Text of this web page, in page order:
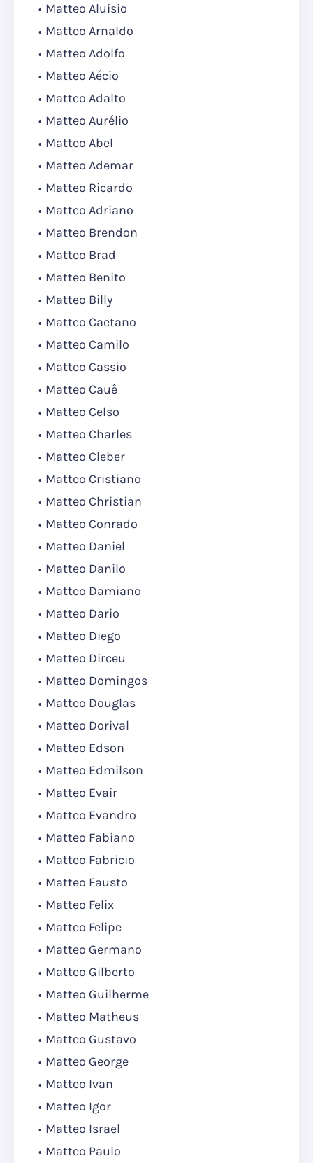
Matteo Aluísio
Matteo Arnaldo
Matteo Adolfo
Matteo Aécio
Matteo Adalto
Matteo Aurélio
Matteo Abel
Matteo Ademar
Matteo Ricardo
Matteo Adriano
Matteo Brendon
Matteo Brad
Matteo Benito
Matteo Billy
Matteo Caetano
Matteo Camilo
Matteo Cassio
Matteo Cauê
Matteo Celso
Matteo Charles
Matteo Cleber
Matteo Cristiano
Matteo Christian
Matteo Conrado
Matteo Daniel
Matteo Danilo
Matteo Damiano
Matteo Dario
Matteo Diego
Matteo Dirceu
Matteo Domingos
Matteo Douglas
Matteo Dorival
Matteo Edson
Matteo Edmilson
Matteo Evair
Matteo Evandro
Matteo Fabiano
Matteo Fabricio
Matteo Fausto
Matteo Felix
Matteo Felipe
Matteo Germano
Matteo Gilberto
Matteo Guilherme
Matteo Matheus
Matteo Gustavo
Matteo George
Matteo Ivan
Matteo Igor
Matteo Israel
Matteo Paulo